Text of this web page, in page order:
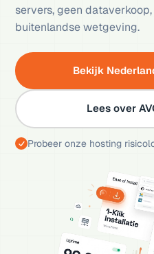
Webmail
servers, geen
buitenlandse wetgeving.
Bekijk
Lees over
Probeer onze hosting